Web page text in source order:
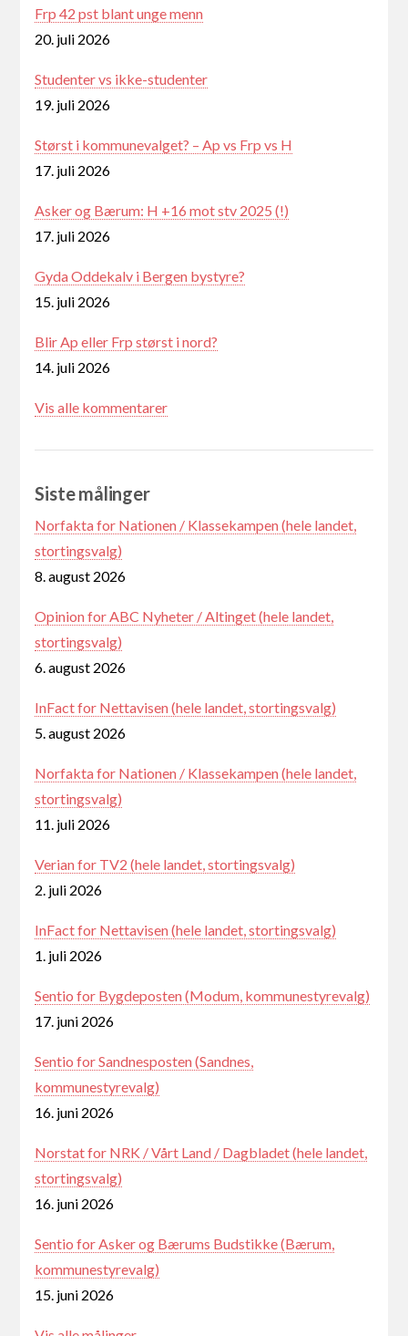
Frp 42 pst blant unge menn
20. juli 2026
Studenter vs ikke-studenter
19. juli 2026
Størst i kommunevalget? – Ap vs Frp vs H
17. juli 2026
Asker og Bærum: H +16 mot stv 2025 (!)
17. juli 2026
Gyda Oddekalv i Bergen bystyre?
15. juli 2026
Blir Ap eller Frp størst i nord?
14. juli 2026
Vis alle kommentarer
Siste målinger
Norfakta for Nationen / Klassekampen (hele landet,
stortingsvalg)
8. august 2026
Opinion for ABC Nyheter / Altinget (hele landet,
stortingsvalg)
6. august 2026
InFact for Nettavisen (hele landet, stortingsvalg)
5. august 2026
Norfakta for Nationen / Klassekampen (hele landet,
stortingsvalg)
11. juli 2026
Verian for TV2 (hele landet, stortingsvalg)
2. juli 2026
InFact for Nettavisen (hele landet, stortingsvalg)
1. juli 2026
Sentio for Bygdeposten (Modum, kommunestyrevalg)
17. juni 2026
Sentio for Sandnesposten (Sandnes,
kommunestyrevalg)
16. juni 2026
Norstat for NRK / Vårt Land / Dagbladet (hele landet,
stortingsvalg)
16. juni 2026
Sentio for Asker og Bærums Budstikke (Bærum,
kommunestyrevalg)
15. juni 2026